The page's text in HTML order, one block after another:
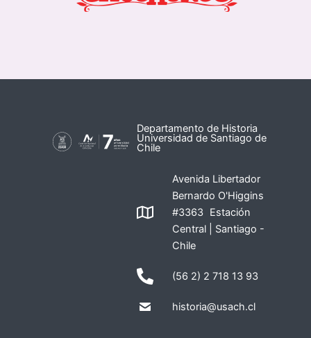
Departamento de Historia
Universidad de Santiago de
Chile
Avenida Libertador
Bernardo O'Higgins
#3363 Estación
Central | Santiago -
Chile
(56 2) 2 718 13 93
historia@usach.cl